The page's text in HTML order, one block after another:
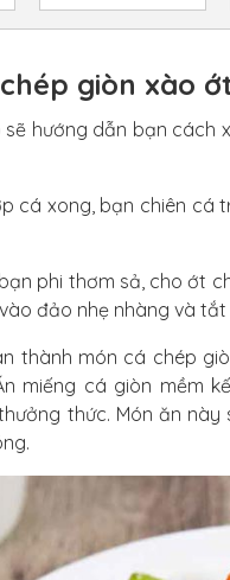
giòn xào
sẽ hướng dẫn bạn
cá xong, bạn chiên
phi thơm sả, cho ớt
đảo nhẹ nhàng và tắt
thành món cá chép
miếng cá giòn mềm
thức. Món ăn